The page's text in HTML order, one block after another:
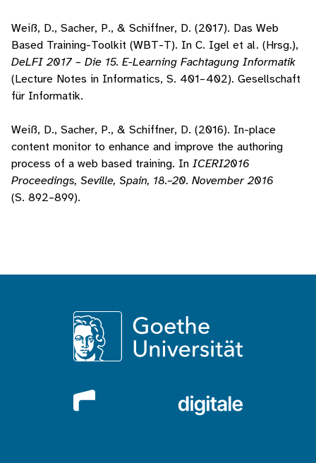
Weiß, D., Sacher, P., & Schiffner, D. (2017). Das Web
Based Training-Toolkit (WBT-T). In C. Igel et al. (Hrsg.),
DeLFI 2017 – Die 15. E-Learning Fachtagung Informatik
(Lecture Notes in Informatics, S. 401–402). Gesellschaft
für Informatik.
Weiß, D., Sacher, P., & Schiffner, D. (2016). In-place
content monitor to enhance and improve the authoring
process of a web based training. In ICERI2016
Proceedings, Seville, Spain, 18.–20. November 2016
(S. 892–899).